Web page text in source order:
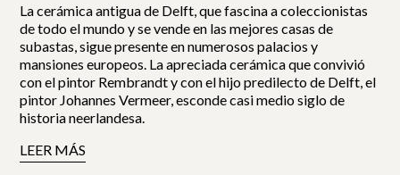
La cerámica antigua de Delft, que fascina a coleccionistas
de todo el mundo y se vende en las mejores casas de
subastas, sigue presente en numerosos palacios y
mansiones europeos. La apreciada cerámica que convivió
con el pintor Rembrandt y con el hijo predilecto de Delft, el
pintor Johannes Vermeer, esconde casi medio siglo de
historia neerlandesa.
LEER MÁS